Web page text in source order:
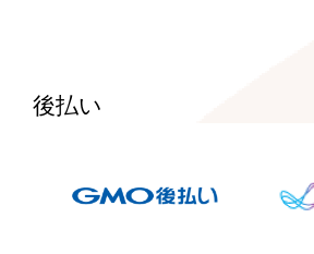
後払い